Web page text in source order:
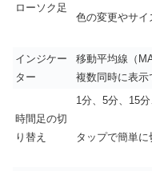
ローソク足
色の変更やサイ
インジケー
ター
移動平均線（
複数同時に表示
時間足の切
り替え
1分、5分、15
タップで簡単